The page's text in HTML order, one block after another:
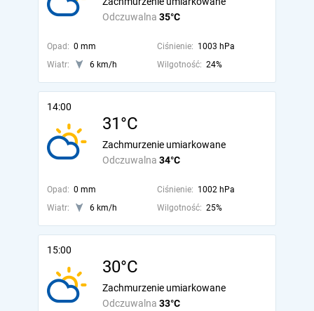
Odczuwalna 35°C
Opad: 0 mm Ciśnienie: 1003 hPa
Wiatr:
6 km/h Wilgotność: 24%
14:00
31°C
Odczuwalna 34°C
Zachmurzenie umiarkowane
Opad: 0 mm Ciśnienie: 1002 hPa
Wiatr:
6 km/h Wilgotność: 25%
15:00
30°C
Odczuwalna 33°C
Zachmurzenie umiarkowane